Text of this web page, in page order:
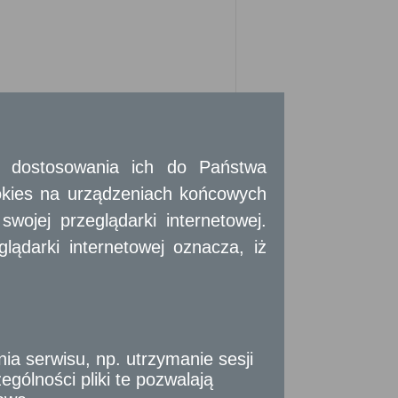
do dnia 31 stycznia, właściwemu
Gospodarki z dnia 13 grudnia 2010
ich do Państwa
na urządzeniach końcowych
przeglądarki internetowej.
internetowej oznacza, iż
serwisu, np. utrzymanie sesji
pliki te pozwalają